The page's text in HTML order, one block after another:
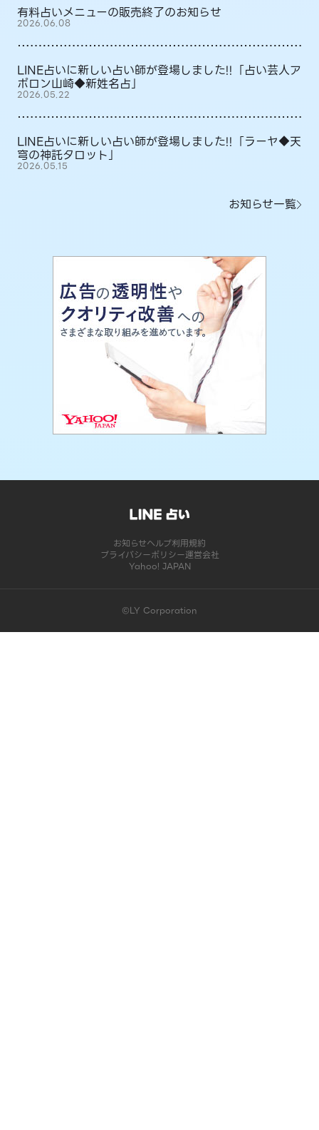
有料占いメニューの販売終了のお知らせ
2026.06.08
LINE占いに新しい占い師が登場しました!!「占い芸人ア
ポロン山崎◆新姓名占」
2026.05.22
LINE占いに新しい占い師が登場しました!!「ラーヤ◆天
穹の神託タロット」
2026.05.15
お知らせ一覧
お知らせヘルプ利用規約
プライバシーポリシー運営会社
Yahoo! JAPAN
©LY Corporation
このコンテンツは掲載が終了しました | LINE占い